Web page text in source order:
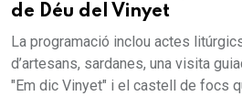
de Déu del Vinyet
La programació inclou actes
d’artesans, sardanes, una visita
"Em dic Vinyet" i el castell de focs